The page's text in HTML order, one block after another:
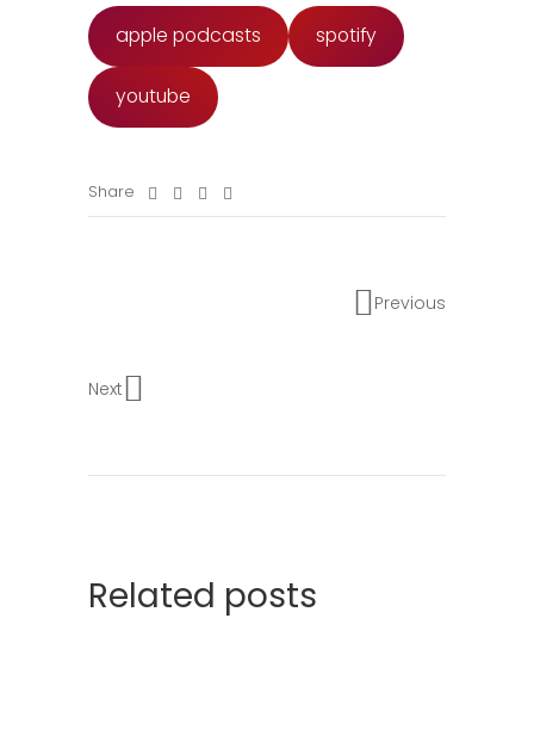
apple podcasts spotify
youtube
Share
Previous
Next
Related posts